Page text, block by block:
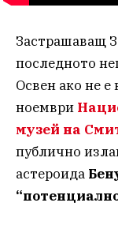
Застрашаващ
последното
Освен ако не е
ноември
музей на
публично
астероида